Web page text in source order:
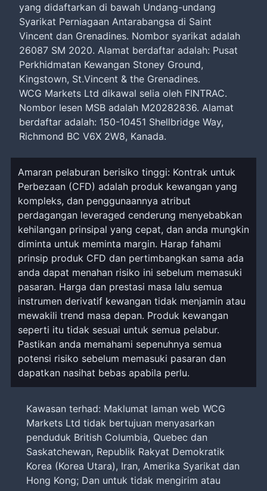
yang didaftarkan di bawah Undang-undang
Syarikat Perniagaan Antarabangsa di Saint
Vincent dan Grenadines. Nombor syarikat adalah
26087 SM 2020. Alamat berdaftar adalah: Pusat
Perkhidmatan Kewangan Stoney Ground,
Kingstown, St.Vincent & the Grenadines.
WCG Markets Ltd dikawal selia oleh FINTRAC.
Nombor lesen MSB adalah M20282836. Alamat
berdaftar adalah: 150-10451 Shellbridge Way,
Richmond BC V6X 2W8, Kanada.
Amaran pelaburan berisiko tinggi: Kontrak untuk
Perbezaan (CFD) adalah produk kewangan yang
kompleks, dan penggunaannya atribut
perdagangan leveraged cenderung menyebabkan
kehilangan prinsipal yang cepat, dan anda mungkin
diminta untuk meminta margin. Harap fahami
prinsip produk CFD dan pertimbangkan sama ada
anda dapat menahan risiko ini sebelum memasuki
pasaran. Harga dan prestasi masa lalu semua
instrumen derivatif kewangan tidak menjamin atau
mewakili trend masa depan. Produk kewangan
seperti itu tidak sesuai untuk semua pelabur.
Pastikan anda memahami sepenuhnya semua
potensi risiko sebelum memasuki pasaran dan
dapatkan nasihat bebas apabila perlu.
Kawasan terhad: Maklumat laman web WCG
Markets Ltd tidak bertujuan menyasarkan
penduduk British Columbia, Quebec dan
Saskatchewan, Republik Rakyat Demokratik
Korea (Korea Utara), Iran, Amerika Syarikat dan
Hong Kong; Dan untuk tidak mengirim atau